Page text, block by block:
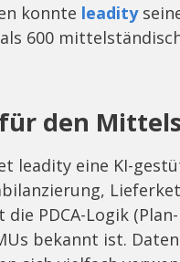
konnte leadity
600
für den
leadity eine KI-
PDCA-Logik
bekannt ist.